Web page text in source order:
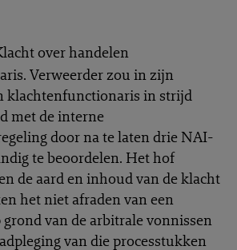
over handelen
Verweerder zou in zijn
klachtenfunctionaris in strijd
met de interne
door na te laten drie NAI-
te beoordelen. Het hof
de aard en inhoud van de klacht
het niet afraden van een
van de arbitrale vonnissen
van die processtukken